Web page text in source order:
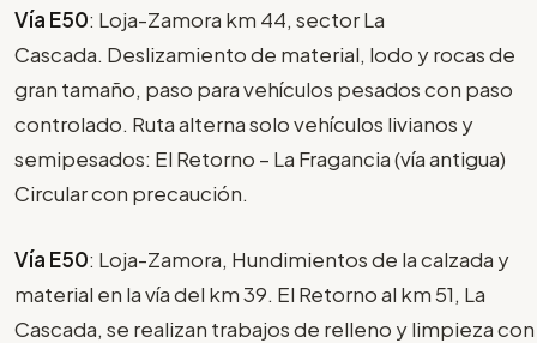
Vía E50: Loja-Zamora km 44, sector La
Cascada. Deslizamiento de material, lodo y rocas de
gran tamaño, paso para vehículos pesados con paso
controlado. Ruta alterna solo vehículos livianos y
semipesados: El Retorno – La Fragancia (vía antigua)
Circular con precaución.
Vía E50: Loja-Zamora, Hundimientos de la calzada y
material en la vía del km 39. El Retorno al km 51, La
Cascada, se realizan trabajos de relleno y limpieza con